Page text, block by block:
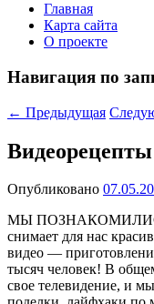
Главная
Карта сайта
О проекте
Навигация по
← Предыдущая
Видеорецепты
Опубликовано
МЫ ПОЗНАКОМИЛИСЬ
снимает для нас
видео —
тысяч человек! В
свое телевидение, и